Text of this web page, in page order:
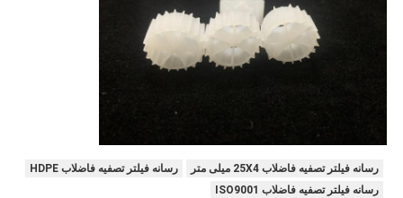
رسانه فیلتر تصفیه فاضلاب 25X4 میلی متر
رسانه فیلتر تصفیه فاضلاب HDPE
رسانه فیلتر تصفیه فاضلاب ISO9001